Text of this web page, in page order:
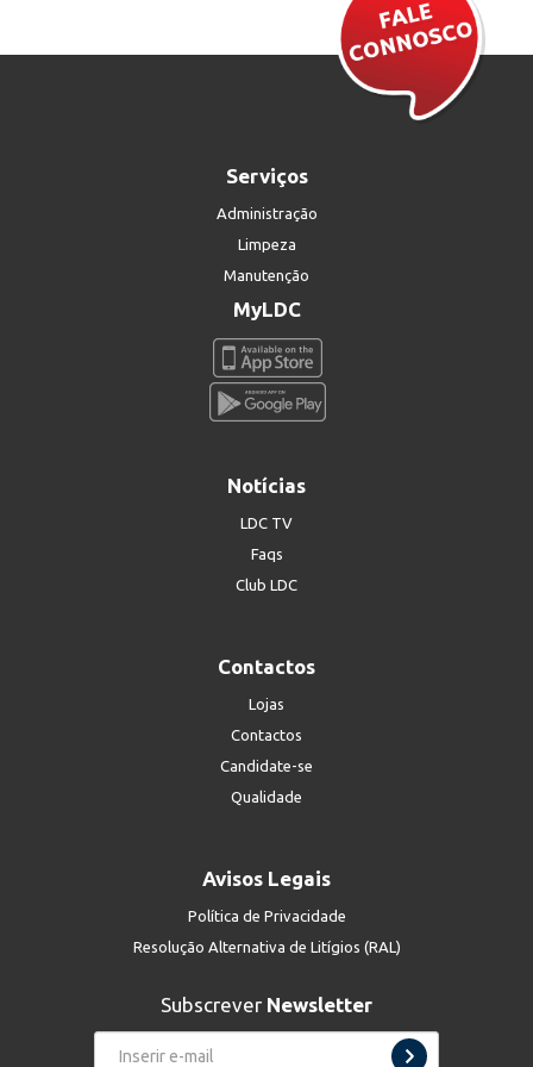
Serviços
Administração
Limpeza
Manutenção
MyLDC
Notícias
LDC TV
Faqs
Club LDC
Contactos
Lojas
Contactos
Candidate-se
Qualidade
Avisos Legais
Política de Privacidade
Resolução Alternativa de Litígios (RAL)
Subscrever Newsletter